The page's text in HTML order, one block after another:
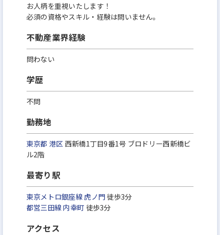
お人柄を重視いたします！
必須の資格やスキル・経験は問いません。
不動産業界経験
問わない
学歴
不問
勤務地
東京都 港区 西新橋1丁目9番1号 ブロドリー西新橋ビ
ル2階
最寄り駅
東京メトロ銀座線虎ノ門徒歩3分
都営三田線内幸町 徒歩3分
アクセス